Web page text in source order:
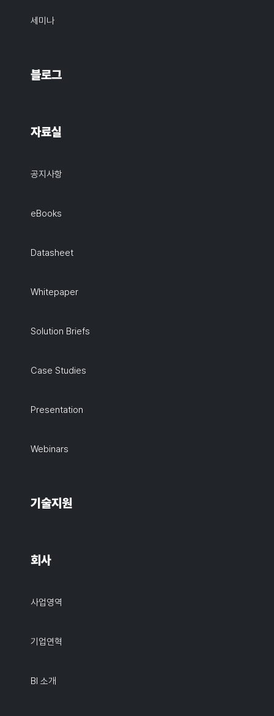
세미나
블로그
자료실
공지사항
eBooks
Datasheet
Whitepaper
Solution Briefs
Case Studies
Presentation
Webinars
기술지원
회사
사업영역
기업연혁
BI 소개